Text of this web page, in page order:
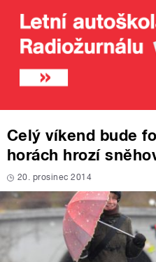
Celý víkend bude
horách hrozí
20. prosinec 2014